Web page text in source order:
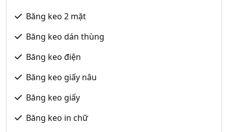
Băng keo 2 mặt
Băng keo dán thùng
Băng keo điện
Băng keo giấy nâu
Băng keo giấy
Băng keo in chữ